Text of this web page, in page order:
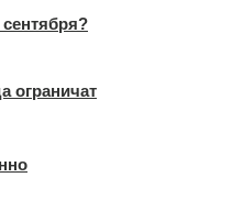
ограничат